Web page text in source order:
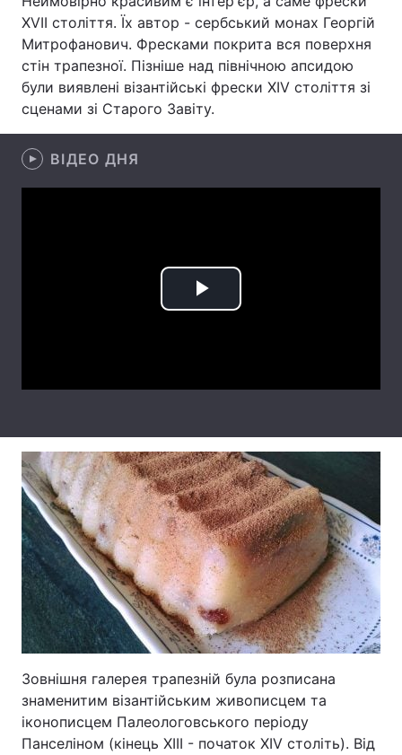
Тема оформлення
XVII століття. Їх автор - сербський монах Георгій
Митрофанович. Фресками покрита вся поверхня
стін трапезної. Пізніше над північною апсидою
були виявлені візантійські фрески XIV століття зі
сценами зі Старого Завіту.
ВІДЕО ДНЯ
Play
Зовнішня галерея трапезній була розписана
знаменитим візантійським живописцем та
іконописцем Палеологовського періоду
Панселіном (кінець XIII - початок XIV століть). Від